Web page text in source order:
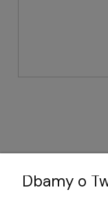
Dbamy o